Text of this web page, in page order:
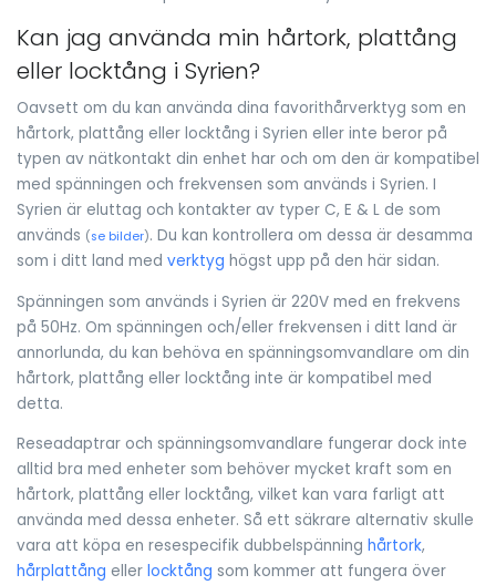
Kan jag använda min hårtork, plattång
eller locktång i Syrien?
Oavsett om du kan använda dina favorithårverktyg som en
hårtork, plattång eller locktång i Syrien eller inte beror på
typen av nätkontakt din enhet har och om den är kompatibel
med spänningen och frekvensen som används i Syrien. I
Syrien är eluttag och kontakter av typer C, E & L de som
används (se bilder). Du kan kontrollera om dessa är desamma
som i ditt land med verktyg högst upp på den här sidan.
Spänningen som används i Syrien är 220V med en frekvens
på 50Hz. Om spänningen och/eller frekvensen i ditt land är
annorlunda, du kan behöva en spänningsomvandlare om din
hårtork, plattång eller locktång inte är kompatibel med
detta.
Reseadaptrar och spänningsomvandlare fungerar dock inte
alltid bra med enheter som behöver mycket kraft som en
hårtork, plattång eller locktång, vilket kan vara farligt att
använda med dessa enheter. Så ett säkrare alternativ skulle
vara att köpa en resespecifik dubbelspänning hårtork,
hårplattång eller locktång som kommer att fungera över